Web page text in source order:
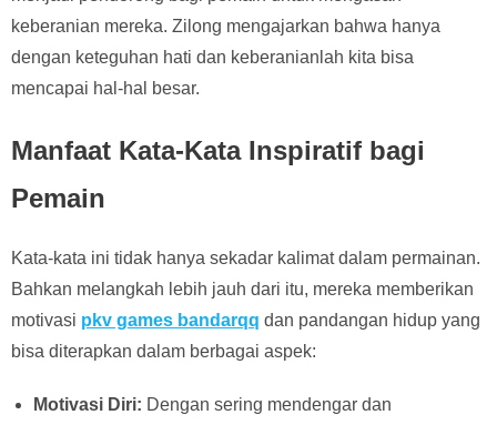
keberanian mereka. Zilong mengajarkan bahwa hanya
dengan keteguhan hati dan keberanianlah kita bisa
mencapai hal-hal besar.
Manfaat Kata-Kata Inspiratif bagi
Pemain
Kata-kata ini tidak hanya sekadar kalimat dalam permainan.
Bahkan melangkah lebih jauh dari itu, mereka memberikan
motivasi pkv games bandarqq dan pandangan hidup yang
bisa diterapkan dalam berbagai aspek:
Motivasi Diri: Dengan sering mendengar dan